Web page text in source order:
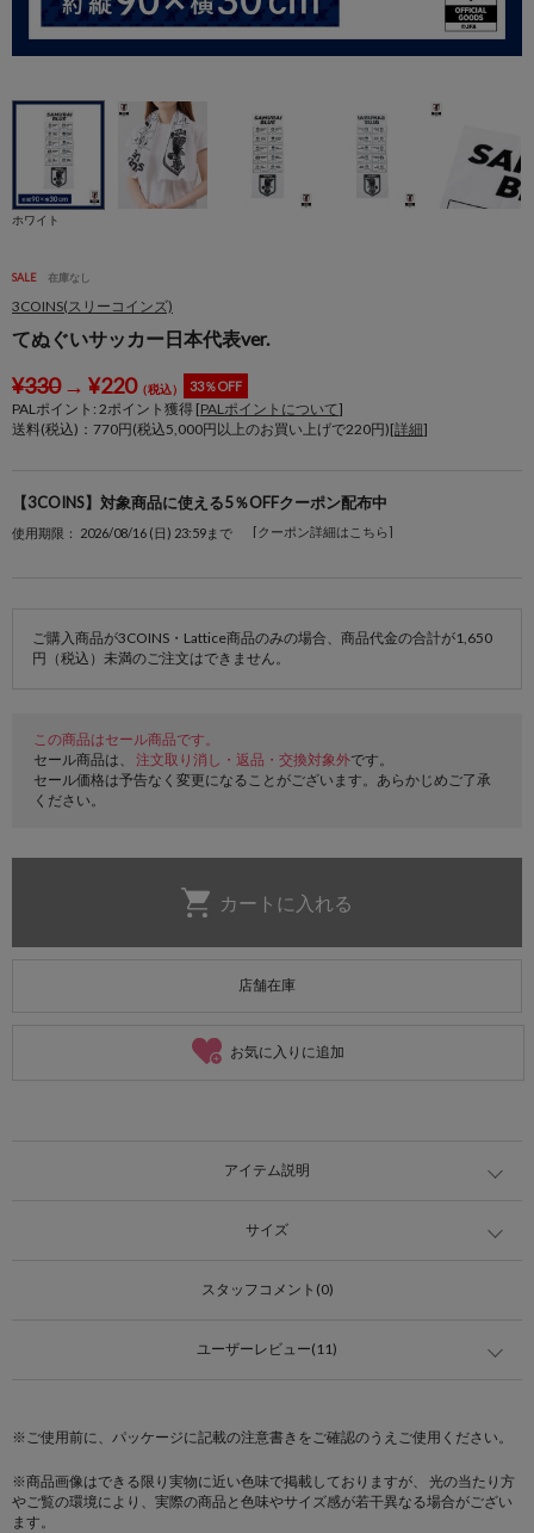
ホワイト
SALE 在庫なし
3COINS(スリーコインズ)
てぬぐいサッカー日本代表ver.
¥330→ ¥220（税込） 33％OFF
PALポイント: 2ポイント獲得 [PALポイントについて]
送料(税込)：770円(税込5,000円以上のお買い上げで220円)[詳細]
【3COINS】対象商品に使える5％OFFクーポン配布中
使用期限： 2026/08/16 (日) 23:59まで [クーポン詳細はこちら]
ご購入商品が3COINS・Lattice商品のみの場合、商品代金の合計が1,650
円（税込）未満のご注文はできません。
この商品はセール商品です。
セール商品は、 注文取り消し・返品・交換対象外です。
セール価格は予告なく変更になることがございます。あらかじめご了承
ください。
店舗在庫
お気に入りに追加
アイテム説明
サイズ
スタッフコメント(0)
ユーザーレビュー(11)
※ご使用前に、パッケージに記載の注意書きをご確認のうえご使用ください。
※商品画像はできる限り実物に近い色味で掲載しておりますが、 光の当たり方
やご覧の環境により、実際の商品と色味やサイズ感が若干異なる場合がござい
ます。